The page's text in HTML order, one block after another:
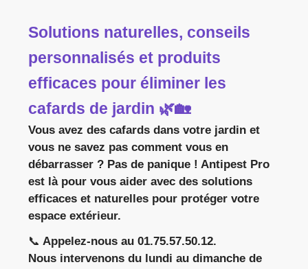
Solutions naturelles, conseils
personnalisés et produits
efficaces pour éliminer les
cafards de jardin 🌿🏡
Vous avez des cafards dans votre jardin et
vous ne savez pas comment vous en
débarrasser ? Pas de panique ! Antipest Pro
est là pour vous aider avec des solutions
efficaces et naturelles pour protéger votre
espace extérieur.
📞 Appelez-nous au 01.75.57.50.12.
Nous intervenons du lundi au dimanche de